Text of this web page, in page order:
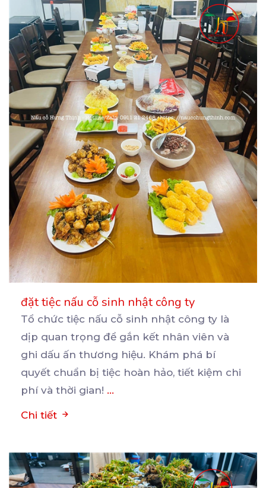
đặt tiệc nấu cỗ sinh nhật công ty
Tổ chức tiệc nấu cỗ sinh nhật công ty là
dịp quan trọng để gắn kết nhân viên và
ghi dấu ấn thương hiệu. Khám phá bí
quyết chuẩn bị tiệc hoàn hảo, tiết kiệm chi
phí và thời gian! ...
Chi tiết